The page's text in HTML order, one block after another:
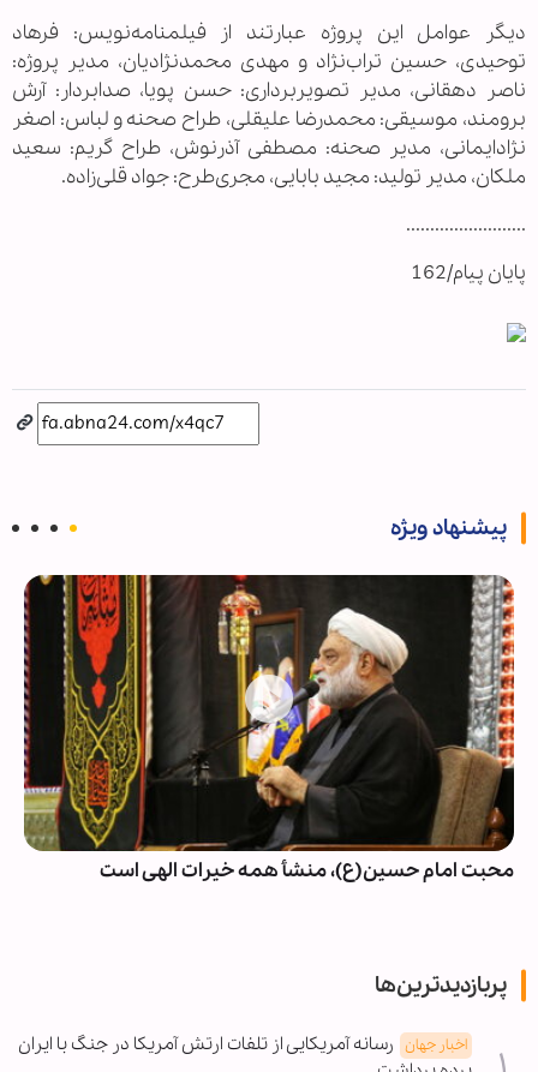
دیگر عوامل این پروژه عبارتند از فیلمنامه‌نویس: فرهاد
توحیدی، حسین تراب‌نژاد و مهدی محمدنژادیان، مدیر پروژه:
ناصر دهقانی، مدیر تصویربرداری: حسن پویا، صدابردار: آرش
برومند، موسیقی: محمدرضا علیقلی، طراح صحنه و لباس: اصغر
نژادایمانی، مدیر صحنه: مصطفی آذرنوش، طراح گریم: سعید
ملکان، مدیر تولید: مجید بابایی، مجری‌طرح: جواد قلی‌زاده.
.........................
پایان پیام/162
پیشنهاد ویژه
محبت امام حسین(ع)، منشأ همه خیرات الهی است
پربازدیدترین‌ها
اخبار جهان رسانه آمریکایی از تلفات ارتش آمریکا در جنگ با ایران